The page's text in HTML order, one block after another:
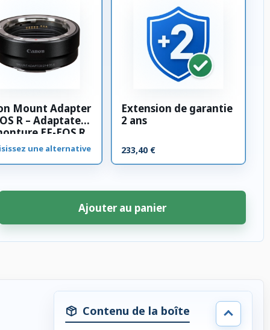
Mount Adapter
R – Adaptateur
EF-EOS R
une alternative
Extension de garantie
2 ans
233,40 €
Ajouter au panier
Contenu de la boîte